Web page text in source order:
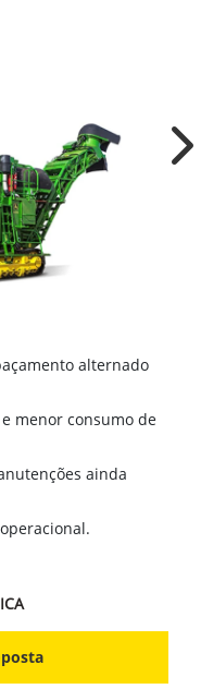
alternado
menor consumo de
ainda